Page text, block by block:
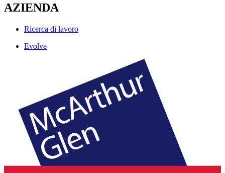
AZIENDA
Ricerca di lavoro
Evolve